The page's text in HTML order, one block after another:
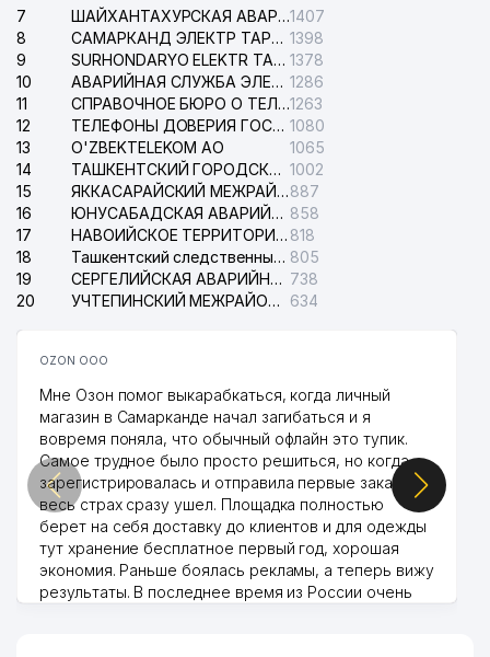
7
ШАЙХАНТАХУРСКАЯ АВАРИЙНАЯ СЛУЖБА ЭЛЕКТРОСЕТИ1407
8
САМАРКАНД ЭЛЕКТР ТАРМОКЛАРИ АО 1398
9
SURHONDARYO ELEKTR TARMOKLARI АО 1378
10
АВАРИЙНАЯ СЛУЖБА ЭЛЕКТРОСЕТИ ТАШКЕНТСКОГО РАЙОНА 1286
11
СПРАВОЧНОЕ БЮРО О ТЕЛЕФОНАХ ОРГАНИЗАЦИЙ г. ТАШКЕНТА1263
12
ТЕЛЕФОНЫ ДОВЕРИЯ ГОСУДАРСТВЕННОГО ЦЕНТРА ТЕСТИРОВАНИЯ 1080
13
O'ZBEKTELEKOM АО
1065
14
ТАШКЕНТСКИЙ ГОРОДСКОЙ СУД ПО ГРАЖДАНСКИМ ДЕЛАМ 1002
15
ЯККАСАРАЙСКИЙ МЕЖРАЙОННЫЙ СУД ПО ГРАЖДАНСКИМ ДЕЛАМ887
16
ЮНУСАБАДСКАЯ АВАРИЙНАЯ СЛУЖБА ЭЛЕКТРОСЕТИ 858
17
НАВОИЙСКОЕ ТЕРРИТОРИАЛЬНОЕ ПРЕДПРИЯТИЕ ЭЛЕКТРОСЕТИ АО 818
18
Ташкентский следственный изолятор 805
19
СЕРГЕЛИЙСКАЯ АВАРИЙНАЯ СЛУЖБА ЭЛЕКТРОСЕТИ 738
20
УЧТЕПИНСКИЙ МЕЖРАЙОННЫЙ СУД ПО ГРАЖДАНСКИМ ДЕЛАМ 634
OZON ООО
Мне Озон помог выкарабкаться, когда личный
магазин в Самарканде начал загибаться и я
вовремя поняла, что обычный офлайн это тупик.
Самое трудное было просто решиться, но когда
зарегистрировалась и отправила первые заказы,
весь страх сразу ушел. Площадка полностью
берет на себя доставку до клиентов и для одежды
тут хранение бесплатное первый год, хорошая
экономия. Раньше боялась рекламы, а теперь вижу
результаты. В последнее время из России очень